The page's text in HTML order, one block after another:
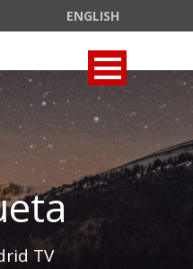
ENGLISH
TV